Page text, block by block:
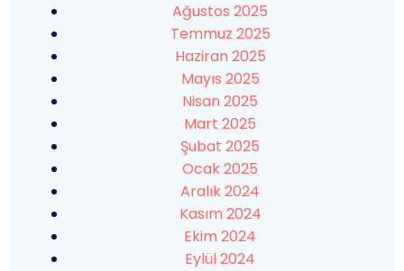
Ağustos 2025
Temmuz 2025
Haziran 2025
Mayıs 2025
Nisan 2025
Mart 2025
Şubat 2025
Ocak 2025
Aralık 2024
Kasım 2024
Ekim 2024
Eylül 2024